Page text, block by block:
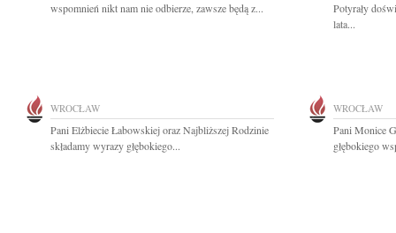
wspomnień nikt nam nie odbierze, zawsze będą z...
Potyrały
lata...
WROCŁAW
Pani Elżbiecie Łabowskiej oraz Najbliższej Rodzinie
składamy wyrazy głębokiego...
WROCŁAW
Pani Monice
głębokiego